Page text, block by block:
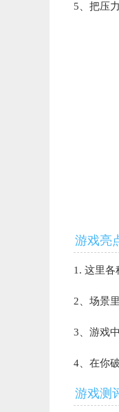
5、把压
游戏亮
1. 这里各
2、场景
3、游戏
4、在你
游戏测